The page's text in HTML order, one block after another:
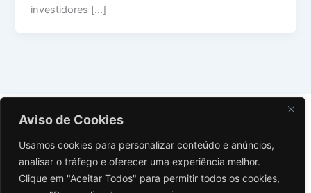
Aviso de Cookies
Usamos cookies para personalizar conteúdo e anúncios,
analisar o tráfego e oferecer uma experiência melhor.
Clique em "Aceitar Todos" para permitir todos os cookies,
investidores […]
Política de Privacidade
Termos de Uso
Aviso Legal